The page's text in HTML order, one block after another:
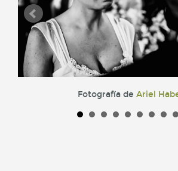
Fotografía de Ariel